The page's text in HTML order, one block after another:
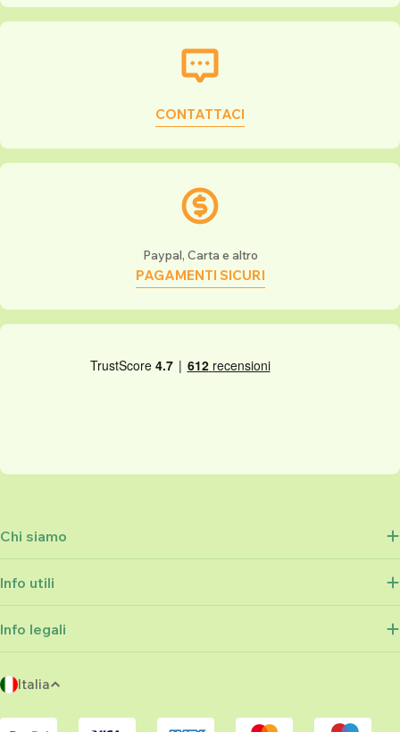
CONTATTACI
Paypal, Carta e altro
PAGAMENTI SICURI
Chi siamo
Info utili
Info legali
P Italia
Metodi